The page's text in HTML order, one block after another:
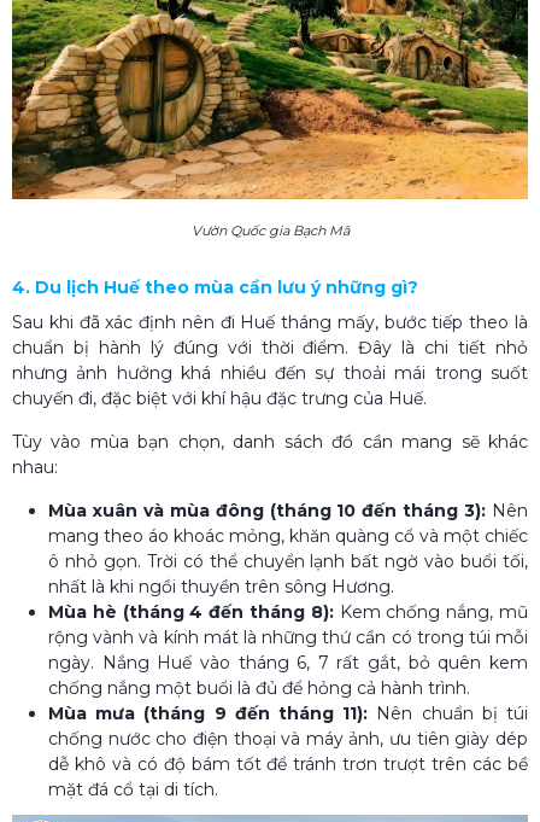
Vườn Quốc gia Bạch Mã
4. Du lịch Huế theo mùa cần lưu ý những gì?
Sau khi đã xác định nên đi Huế tháng mấy, bước tiếp theo là
chuẩn bị hành lý đúng với thời điểm. Đây là chi tiết nhỏ
nhưng ảnh hưởng khá nhiều đến sự thoải mái trong suốt
chuyến đi, đặc biệt với khí hậu đặc trưng của Huế.
Tùy vào mùa bạn chọn, danh sách đồ cần mang sẽ khác
nhau:
Mùa xuân và mùa đông (tháng 10 đến tháng 3): Nên
mang theo áo khoác mỏng, khăn quàng cổ và một chiếc
ô nhỏ gọn. Trời có thể chuyển lạnh bất ngờ vào buổi tối,
nhất là khi ngồi thuyền trên sông Hương.
Mùa hè (tháng 4 đến tháng 8): Kem chống nắng, mũ
rộng vành và kính mát là những thứ cần có trong túi mỗi
ngày. Nắng Huế vào tháng 6, 7 rất gắt, bỏ quên kem
chống nắng một buổi là đủ để hỏng cả hành trình.
Mùa mưa (tháng 9 đến tháng 11): Nên chuẩn bị túi
chống nước cho điện thoại và máy ảnh, ưu tiên giày dép
dễ khô và có độ bám tốt để tránh trơn trượt trên các bề
mặt đá cổ tại di tích.